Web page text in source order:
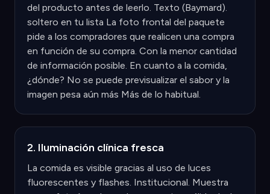
del producto antes de leerlo. Texto (Baymard).
soltero en tu lista La foto frontal del paquete
pide a los compradores que realicen una compra
en función de su compra. Con la menor cantidad
de información posible. En cuanto a la comida,
¿dónde? No se puede previsualizar el sabor y la
imagen pesa aún más Más de lo habitual.
2. Iluminación clínica fresca
La comida es visible gracias al uso de luces
fluorescentes y flashes. Institucional. Muestra